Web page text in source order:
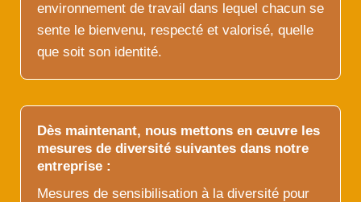
environnement de travail dans lequel chacun se
sente le bienvenu, respecté et valorisé, quelle
que soit son identité.
Dès maintenant, nous mettons en œuvre les
mesures de diversité suivantes dans notre
entreprise :
Mesures de sensibilisation à la diversité pour